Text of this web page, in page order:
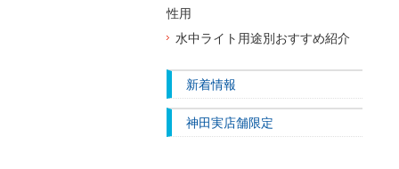
性用
水中ライト用途別おすすめ紹介
新着情報
神田実店舗限定